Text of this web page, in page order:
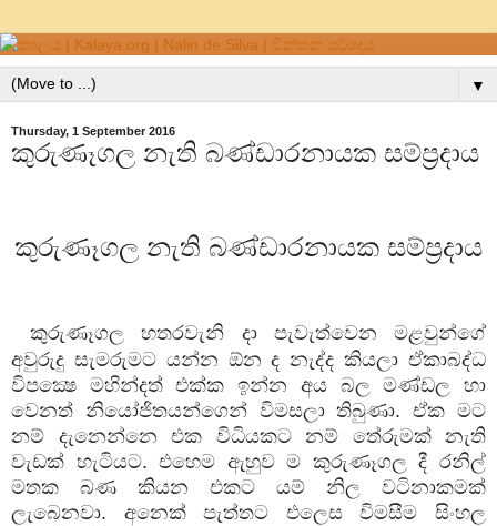
▼
Thursday, 1 September 2016
කුරුණෑගල නැති බණ්ඩාරනායක සම්ප්‍රදාය
කුරුණෑගල නැති බණ්ඩාරනායක සම්ප්‍රදාය
කුරුණෑගල හතරවැනි දා පැවැත්වෙන මළවුන්ගේ
අවුරුදු සැමරුමට යන්න ඕන ද නැද්ද කියලා ඒකාබද්ධ
විපක්‍ෂෙ මහින්දත් එක්ක ඉන්න අය බල මණ්ඩල හා
වෙනත් නියෝජිතයන්ගෙන් විමසලා තිබුණා. ඒක මට
නම් දැනෙන්නෙ එක විධියකට නම් තේරුමක් නැති
වැඩක් හැටියට. එහෙම ඇහුව ම කුරුණෑගල දී රනිල්
මතක බණ කියන එකට යම් නිල වටිනාකමක්
ලැබෙනවා. අනෙක් පැත්තට එලෙස විමසීම සිංහල